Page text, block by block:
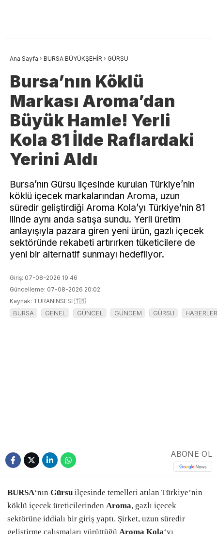
Ana Sayfa › BURSA BÜYÜKŞEHİR › GÜRSU
Bursa’nın Köklü
Markası Aroma’dan
Büyük Hamle! Yerli
Kola 81 İlde Raflardaki
Yerini Aldı
Bursa’nın Gürsu ilçesinde kurulan Türkiye’nin
köklü içecek markalarından Aroma, uzun
süredir geliştirdiği Aroma Kola’yı Türkiye’nin 81
ilinde aynı anda satışa sundu. Yerli üretim
anlayışıyla pazara giren yeni ürün, gazlı içecek
sektöründe rekabeti artırırken tüketicilere de
yeni bir alternatif sunmayı hedefliyor.
Giriş: 07-08-2026 19:46
Güncelleme: 07-08-2026 20:02
Kaynak: TURANINSESİ 🇹🇷
BURSA GENEL GÜNCEL GÜNDEM GÜRSU HABERLER
ürün, yerli üretimi tercih eden tüketicilere alternatif
olmayı hedefliyor.
Aroma’dan gazlı içecek pazarına
güçlü giriş